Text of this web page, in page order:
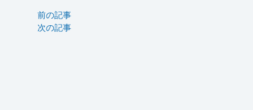
前の記事
次の記事